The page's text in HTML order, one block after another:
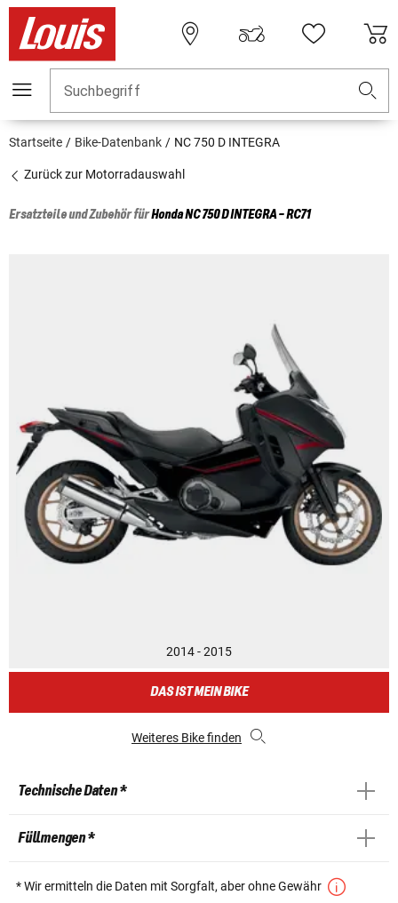
Suchbegriff
Startseite Bike-Datenbank NC 750 D INTEGRA
Zurück zur Motorradauswahl
Ersatzteile und Zubehör fürHondaNC 750 D INTEGRA - RC71
2014 - 2015
DAS IST MEIN BIKE
Weiteres Bike finden
Technische Daten *
Füllmengen *
* Wir ermitteln die Daten mit Sorgfalt, aber ohne Gewähr